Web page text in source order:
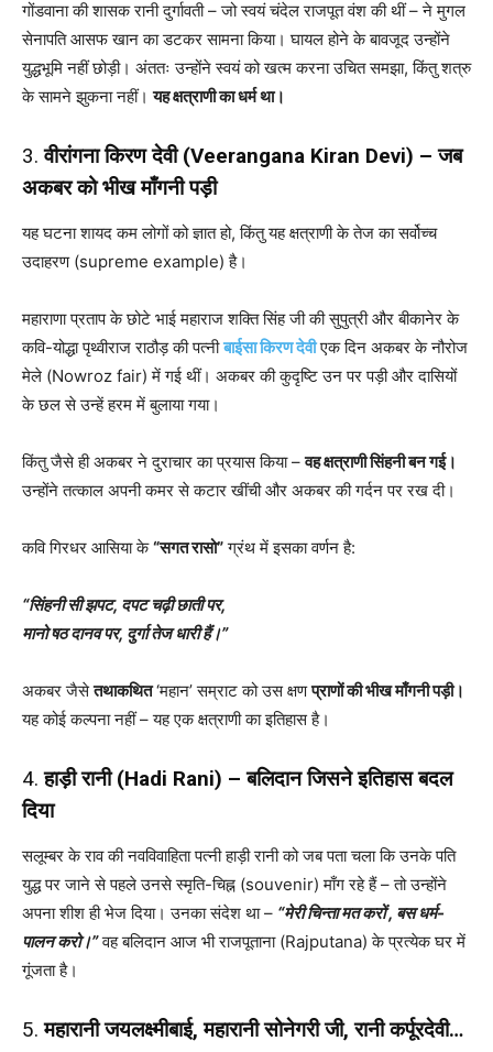
गोंडवाना की शासक रानी दुर्गावती – जो स्वयं चंदेल राजपूत वंश की थीं – ने मुगल
सेनापति आसफ खान का डटकर सामना किया। घायल होने के बावजूद उन्होंने
युद्धभूमि नहीं छोड़ी। अंततः उन्होंने स्वयं को खत्म करना उचित समझा, किंतु शत्रु
के सामने झुकना नहीं।यह क्षत्राणी का धर्म था।
3.वीरांगना किरण देवी (Veerangana Kiran Devi) – जब
अकबर को भीख माँगनी पड़ी
यह घटना शायद कम लोगों को ज्ञात हो, किंतु यह क्षत्राणी के तेज का सर्वोच्च
उदाहरण (supreme example) है।
महाराणा प्रताप के छोटे भाई महाराज शक्ति सिंह जी की सुपुत्री और बीकानेर के
कवि-योद्धा पृथ्वीराज राठौड़ की पत्नीबाईसा किरण देवीएक दिन अकबर के नौरोज
मेले (Nowroz fair) में गई थीं। अकबर की कुदृष्टि उन पर पड़ी और दासियों
के छल से उन्हें हरम में बुलाया गया।
किंतु जैसे ही अकबर ने दुराचार का प्रयास किया –वह क्षत्राणी सिंहनी बन गई।
उन्होंने तत्काल अपनी कमर से कटार खींची और अकबर की गर्दन पर रख दी।
कवि गिरधर आसिया के“सगत रासो”ग्रंथ में इसका वर्णन है:
“सिंहनी सी झपट, दपट चढ़ी छाती पर,
मानो षठ दानव पर, दुर्गा तेज धारी हैं।”
अकबर जैसेतथाकथित‘महान’ सम्राट को उस क्षणप्राणों की भीख माँगनी पड़ी।
यह कोई कल्पना नहीं – यह एक क्षत्राणी का इतिहास है।
4.हाड़ी रानी (Hadi Rani) – बलिदान जिसने इतिहास बदल
दिया
सलूम्बर के राव की नवविवाहिता पत्नी हाड़ी रानी को जब पता चला कि उनके पति
युद्ध पर जाने से पहले उनसे स्मृति-चिह्न (souvenir) माँग रहे हैं – तो उन्होंने
अपना शीश ही भेज दिया। उनका संदेश था – “मेरी चिन्ता मत करों , बस धर्म-
पालन करो।”वह बलिदान आज भी राजपूताना (Rajputana) के प्रत्येक घर में
गूंजता है।
5.महारानी जयलक्ष्मीबाई, महारानी सोनेगरी जी, रानी कर्पूरदेवी…